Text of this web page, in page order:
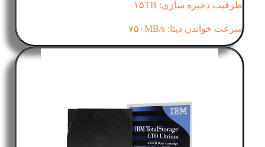
ظرفیت ذخیره سازی: ۱۵TB
سرعت خواندن دیتا: ۷۵۰MB/s